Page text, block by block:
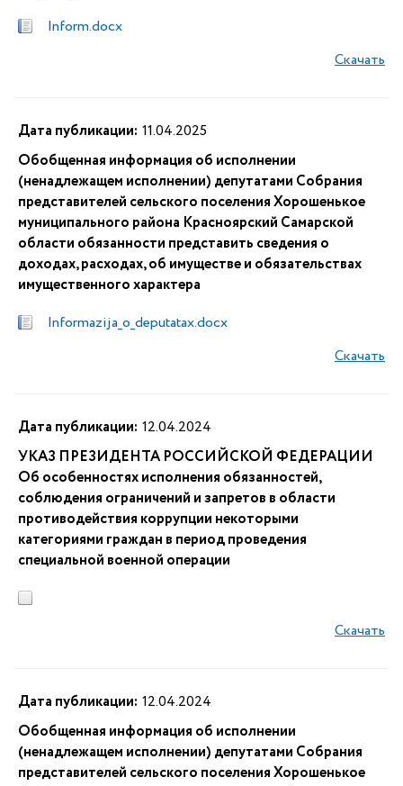
Inform.docx
Скачать
Дата публикации: 11.04.2025
Обобщенная информация об исполнении
(ненадлежащем исполнении) депутатами Собрания
представителей сельского поселения Хорошенькое
муниципального района Красноярский Самарской
области обязанности представить сведения о
доходах, расходах, об имуществе и обязательствах
имущественного характера
Informazija_o_deputatax.docx
Скачать
Дата публикации: 12.04.2024
УКАЗ ПРЕЗИДЕНТА РОССИЙСКОЙ ФЕДЕРАЦИИ
Об особенностях исполнения обязанностей,
соблюдения ограничений и запретов в области
противодействия коррупции некоторыми
категориями граждан в период проведения
специальной военной операции
Скачать
Дата публикации: 12.04.2024
Обобщенная информация об исполнении
(ненадлежащем исполнении) депутатами Собрания
представителей сельского поселения Хорошенькое